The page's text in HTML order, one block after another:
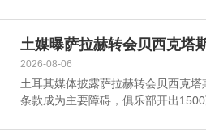
土媒曝萨拉赫转会贝西克塔
2026-08-06
土耳其媒体披露萨拉赫转会贝西克
条款成为主要障碍，俱乐部开出